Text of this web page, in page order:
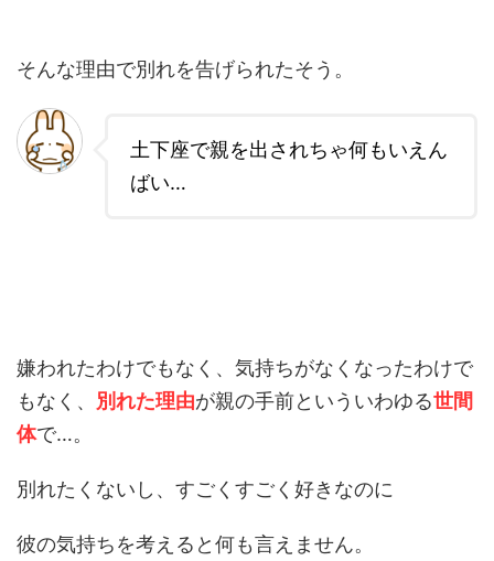
そんな理由で別れを告げられたそう。
土下座で親を出されちゃ何もいえん
ばい…
嫌われたわけでもなく、気持ちがなくなったわけで
もなく、 別れた理由が親の手前といういわゆる世間
体で…。
別れたくないし、すごくすごく好きなのに
彼の気持ちを考えると何も言えません。